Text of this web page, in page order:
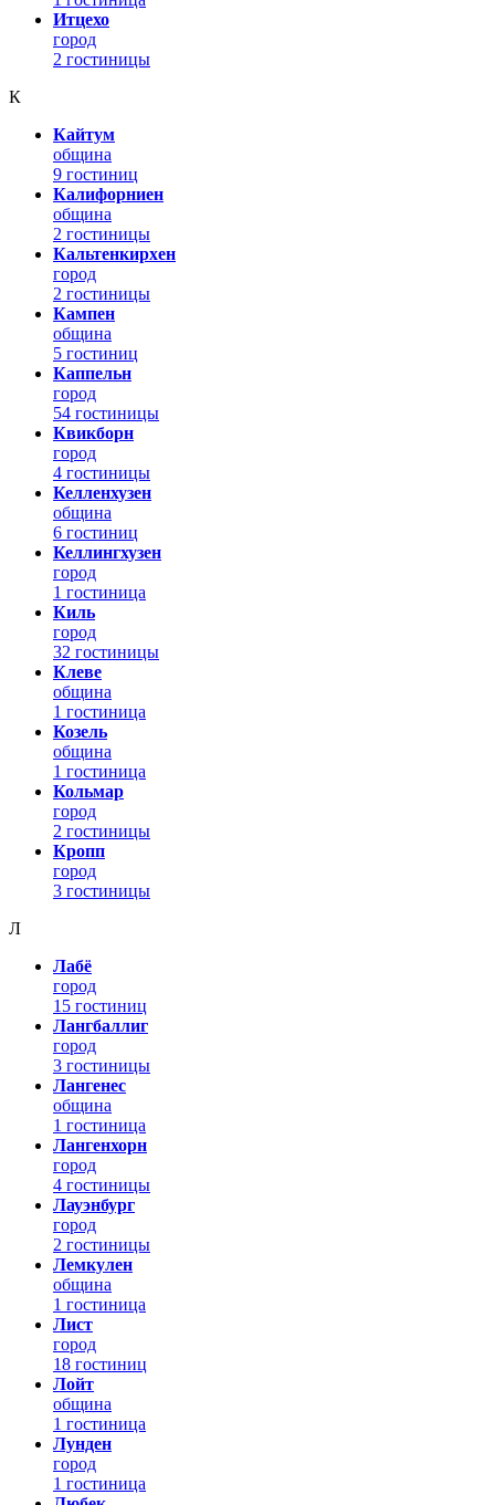
Итцехо
город
2 гостиницы
К
Кайтум
община
9 гостиниц
Калифорниен
община
2 гостиницы
Кальтенкирхен
город
2 гостиницы
Кампен
община
5 гостиниц
Каппельн
город
54 гостиницы
Квикборн
город
4 гостиницы
Келленхузен
община
6 гостиниц
Келлингхузен
город
1 гостиница
Киль
город
32 гостиницы
Клеве
община
1 гостиница
Козель
община
1 гостиница
Кольмар
город
2 гостиницы
Кропп
город
3 гостиницы
Л
Лабё
город
15 гостиниц
Лангбаллиг
город
3 гостиницы
Лангенес
община
1 гостиница
Лангенхорн
город
4 гостиницы
Лауэнбург
город
2 гостиницы
Лемкулен
община
1 гостиница
Лист
город
18 гостиниц
Лойт
община
1 гостиница
Лунден
город
1 гостиница